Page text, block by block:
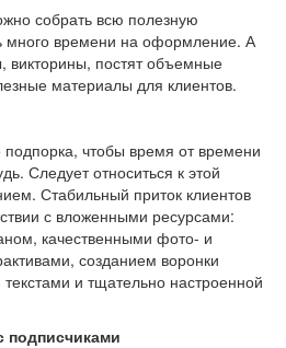
собрать всю полезную
много времени на оформление. А
викторины, постят объемные
материалы для клиентов.
чтобы время от времени
Следует относиться к этой
Стабильный приток клиентов
с вложенными ресурсами:
качественными фото- и
созданием воронки
и тщательно настроенной
подписчиками